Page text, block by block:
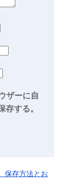
ザーに自
する。
保存方法とお